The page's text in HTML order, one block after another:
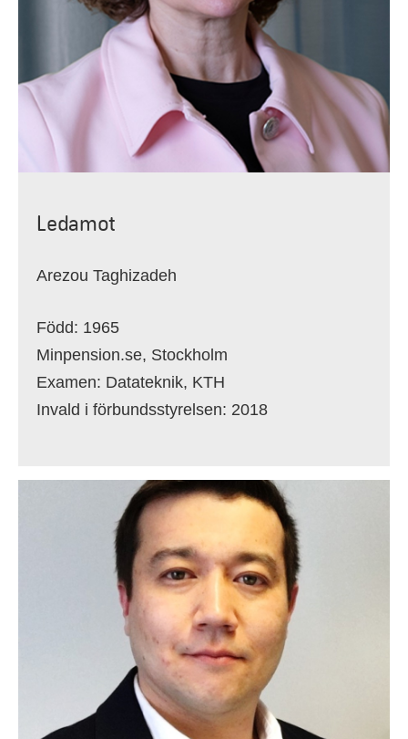
Ledamot
Arezou Taghizadeh
Född: 1965
Minpension.se, Stockholm
Examen: Datateknik, KTH
Invald i förbundsstyrelsen: 2018